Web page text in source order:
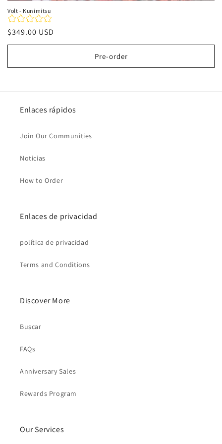
Volt - Kunimitsu
Precio
habitual
$349.00 USD
Pre-order
Enlaces rápidos
Join Our Communities
Noticias
How to Order
Enlaces de privacidad
política de privacidad
Terms and Conditions
Discover More
Buscar
FAQs
Anniversary Sales
Rewards Program
Our Services